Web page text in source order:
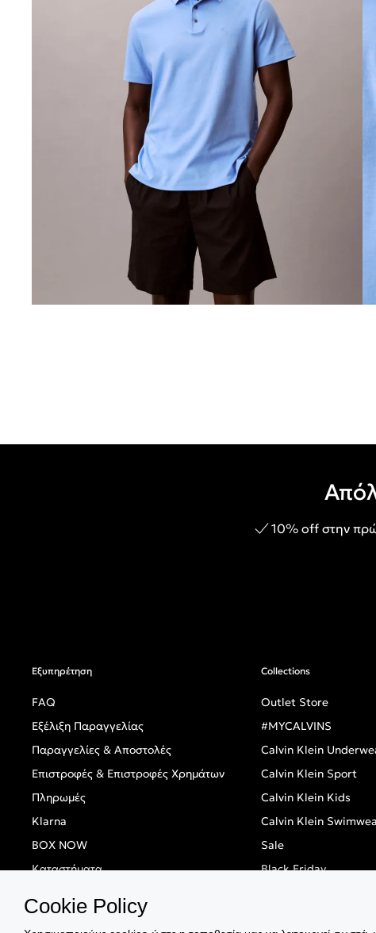
10% off στην
Εξυπηρέτηση
FAQ
Εξέλιξη Παραγγελίας
Παραγγελίες & Αποστολές
Επιστροφές & Επιστροφές Χρημάτων
Πληρωμές
Klarna
BOX NOW
Καταστήματα
Collections
Outlet Store
#MYCALVINS
Calvin Klein
Calvin Klein Sport
Calvin Klein Kids
Calvin Klein
Sale
Black Friday
Cookie Policy